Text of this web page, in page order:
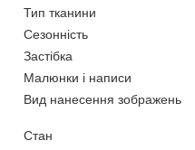
Тип тканини
Сезонність
Застібка
Малюнки і написи
Вид нанесення зображень
Стан